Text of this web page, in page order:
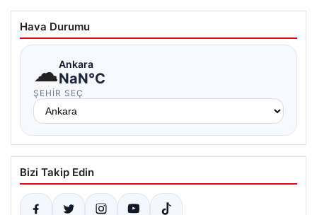
Hava Durumu
☁Ankara
NaN°C
ŞEHIR SEÇ
Bizi Takip Edin